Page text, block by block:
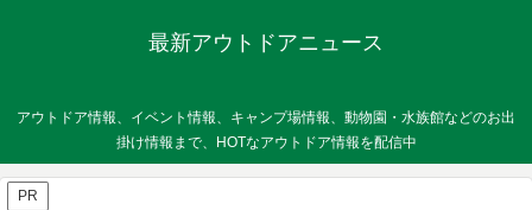
最新アウトドアニュース
アウトドア情報、イベント情報、キャンプ場情報、動物園・水族館などのお出
掛け情報まで、HOTなアウトドア情報を配信中
PR